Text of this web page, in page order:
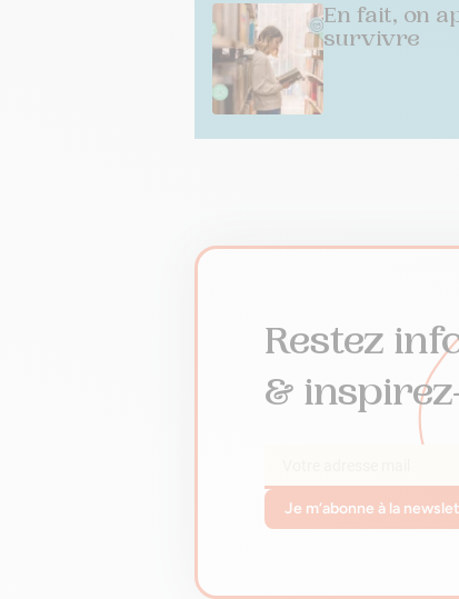
En fait, on
survivre
Restez
&
Je m’abonne à la